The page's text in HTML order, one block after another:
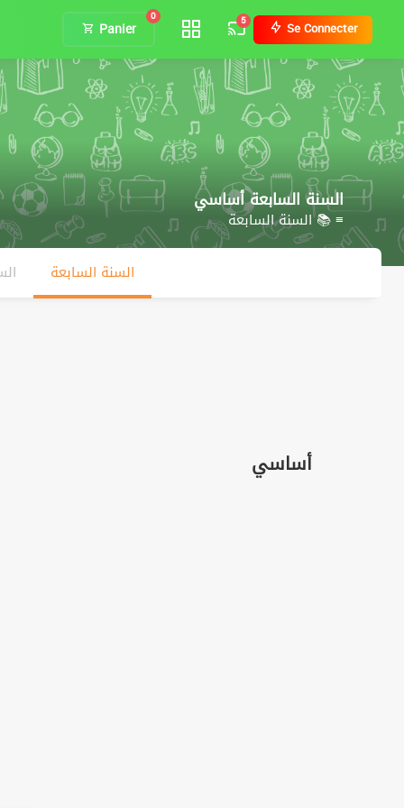
Panier
0 5 Se Connecter
السنة السابعة أساسي
≡ 📚 السنة السابعة
السنة السابعة
أساسي